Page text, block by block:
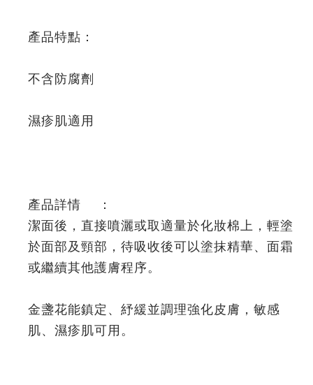
產品特點：
不含防腐劑
濕疹肌適用
產品詳情 ：
潔面後，直接噴灑或取適量於化妝棉上，輕塗
於面部及頸部，待吸收後可以塗抹精華、面霜
或繼續其他護膚程序。
金盞花能鎮定、紓緩並調理強化皮膚，敏感
肌、濕疹肌可用。